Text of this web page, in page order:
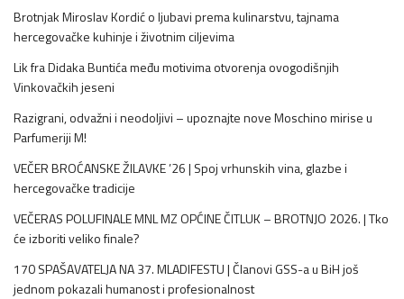
Brotnjak Miroslav Kordić o ljubavi prema kulinarstvu, tajnama
hercegovačke kuhinje i životnim ciljevima
Lik fra Didaka Buntića među motivima otvorenja ovogodišnjih
Vinkovačkih jeseni
Razigrani, odvažni i neodoljivi – upoznajte nove Moschino mirise u
Parfumeriji M!
VEČER BROĆANSKE ŽILAVKE ’26 | Spoj vrhunskih vina, glazbe i
hercegovačke tradicije
VEČERAS POLUFINALE MNL MZ OPĆINE ČITLUK – BROTNJO 2026. | Tko
će izboriti veliko finale?
170 SPAŠAVATELJA NA 37. MLADIFESTU | Članovi GSS-a u BiH još
jednom pokazali humanost i profesionalnost